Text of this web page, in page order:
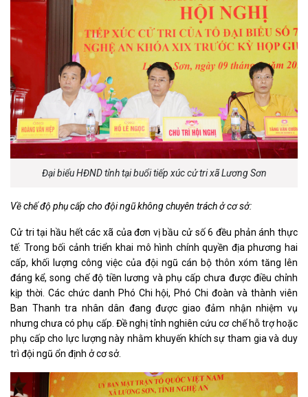
Đại biểu HĐND tỉnh tại buổi tiếp xúc cử tri xã Lương Sơn
Về chế độ phụ cấp cho đội ngũ không chuyên trách ở cơ sở:
Cử tri tại hầu hết các xã của đơn vị bầu cử số 6 đều phản ánh thực
tế: Trong bối cảnh triển khai mô hình chính quyền địa phương hai
cấp, khối lượng công việc của đội ngũ cán bộ thôn xóm tăng lên
đáng kể, song chế độ tiền lương và phụ cấp chưa được điều chỉnh
kịp thời. Các chức danh Phó Chi hội, Phó Chi đoàn và thành viên
Ban Thanh tra nhân dân đang được giao đảm nhận nhiệm vụ
nhưng chưa có phụ cấp. Đề nghị tỉnh nghiên cứu cơ chế hỗ trợ hoặc
phụ cấp cho lực lượng này nhằm khuyến khích sự tham gia và duy
trì đội ngũ ổn định ở cơ sở.